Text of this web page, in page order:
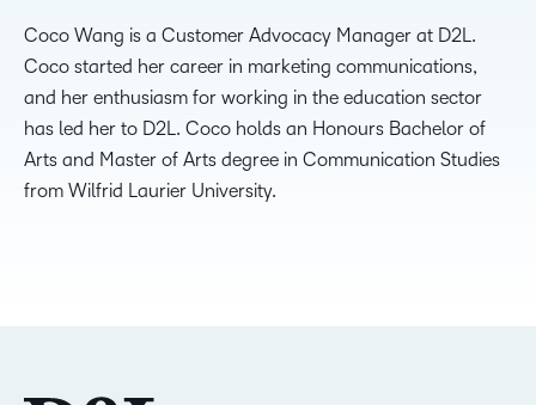
Coco Wang is a Customer Advocacy Manager at D2L.
Coco started her career in marketing communications,
and her enthusiasm for working in the education sector
has led her to D2L. Coco holds an Honours Bachelor of
Arts and Master of Arts degree in Communication Studies
from Wilfrid Laurier University.